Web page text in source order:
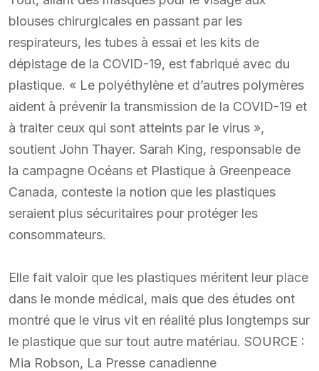
blouses chirurgicales en passant par les
respirateurs, les tubes à essai et les kits de
dépistage de la COVID-19, est fabriqué avec du
plastique. « Le polyéthylène et d’autres polymères
aident à prévenir la transmission de la COVID-19 et
à traiter ceux qui sont atteints par le virus »,
soutient John Thayer. Sarah King, responsable de
la campagne Océans et Plastique à Greenpeace
Canada, conteste la notion que les plastiques
seraient plus sécuritaires pour protéger les
consommateurs.
Elle fait valoir que les plastiques méritent leur place
dans le monde médical, mais que des études ont
montré que le virus vit en réalité plus longtemps sur
le plastique que sur tout autre matériau. SOURCE :
Mia Robson, La Presse canadienne